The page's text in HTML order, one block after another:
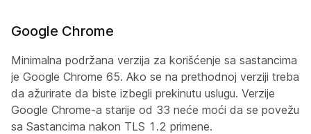
Google Chrome
Minimalna podržana verzija za korišćenje sa sastancima
je Google Chrome 65. Ako se na prethodnoj verziji treba
da ažurirate da biste izbegli prekinutu uslugu. Verzije
Google Chrome-a starije od 33 neće moći da se povežu
sa Sastancima nakon TLS 1.2 primene.